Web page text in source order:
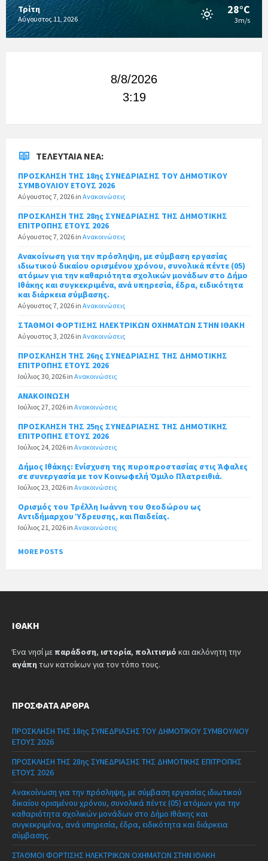
Τρίτη
Αύγουστος 11, 2026
28°C
3m/s
8/8/2026
3:19
ΤΕΛΕΥΤΑΊΑ ΝΈΑ:
ΠΡΟΣΚΛΗΣΗ ΤΗΣ 18ης ΣΥΝΕΔΡΙΑΣΗΣ ΤΟΥ ΔΗΜΟΤΙΚΟΥ
ΣΥΜΒΟΥΛΙΟΥ ΕΤΟΥΣ 2026
Αύγουστος 7, 2026 in Ανακοινώσεις
ΠΡΟΣΚΛΗΣΗ ΤΗΣ 28ης ΣΥΝΕΔΡΙΑΣΗΣ ΤΗΣ ΔΗΜΟΤΙΚΗΣ
ΕΠΙΤΡΟΠΗΣ ΕΤΟΥΣ 2026
Αύγουστος 7, 2026 in Ανακοινώσεις
Ανακοίνωση για την πρόσληψη, με σύμβαση εργασίας
ιδιωτικού δικαίου ορισμένου χρόνου, συνολικά πέντε (05)
ατόμων για την καθαριότητα σχολικών μονάδων στο Δήμο
Ιθάκης και συγκεκριμένα, ανά υπηρεσία, έδρα, ειδικότητα
και διάρκεια σύμβασης.
Αύγουστος 7, 2026 in Ανακοινώσεις
ΣΤΑΘΜΟΙ ΦΟΡΤΙΣΗΣ ΗΛΕΚΤΡΙΚΩΝ ΟΧΗΜΑΤΩΝ ΣΤΗΝ ΙΘΑΚΗ
Αύγουστος 3, 2026 in Ανακοινώσεις
ΠΡΟΣΚΛΗΣΗ ΤΗΣ 26ης ΣΥΝΕΔΡΙΑΣΗΣ ΤΗΣ ΔΗΜΟΤΙΚΗΣ
ΕΠΙΤΡΟΠΗΣ ΕΤΟΥΣ 2026
Ιούλιος 30, 2026 in Ανακοινώσεις
ΑΝΑΚΟΙΝΩΣΗ
Ιούλιος 27, 2026 in Ανακοινώσεις
ΠΡΟΣΚΛΗΣΗ ΤΗΣ 25ης ΣΥΝΕΔΡΙΑΣΗΣ ΤΗΣ ΔΗΜΟΤΙΚΗΣ
ΕΠΙΤΡΟΠΗΣ ΕΤΟΥΣ 2026
Ιούλιος 24, 2026 in Ανακοινώσεις
Δήμος Ιθάκης: Ενίσχυση της πυροπροστασίας στις Άφαλες
σε συνεργασία με τον Κοινωφελή Όμιλο Πλατρειθιά.
Ιούλιος 23, 2026 in Ανακοινώσεις
Ορισμός του Τρέλλη Ιωάννη του Θεοδώρου ως
Αντιδήμαρχου Ύδρευσης, και Παιδείας.
Ιούλιος 21, 2026 in Ανακοινώσεις
MORE POSTS
ΙΘΆΚΗ
Ένα νησί με παράδοση, ιστορία, πολιτισμό και ακλόνητη την
αγάπη των κατοίκων για τον τόπο τους.
ΠΡΌΣΦΑΤΑ ΆΡΘΡΑ
ΠΡΟΣΚΛΗΣΗ ΤΗΣ 18ης ΣΥΝΕΔΡΙΑΣΗΣ ΤΟΥ ΔΗΜΟΤΙΚΟΥ ΣΥΜΒΟΥΛΙΟΥ
ΕΤΟΥΣ 2026
ΠΡΟΣΚΛΗΣΗ ΤΗΣ 28ης ΣΥΝΕΔΡΙΑΣΗΣ ΤΗΣ ΔΗΜΟΤΙΚΗΣ ΕΠΙΤΡΟΠΗΣ
ΕΤΟΥΣ 2026
Ανακοίνωση για την πρόσληψη, με σύμβαση εργασίας ιδιωτικού
δικαίου ορισμένου χρόνου, συνολικά πέντε (05) ατόμων για την
καθαριότητα σχολικών μονάδων στο Δήμο Ιθάκης και
συγκεκριμένα, ανά υπηρεσία, έδρα, ειδικότητα και διάρκεια
σύμβασης.
ΣΤΑΘΜΟΙ ΦΟΡΤΙΣΗΣ ΗΛΕΚΤΡΙΚΩΝ ΟΧΗΜΑΤΩΝ ΣΤΗΝ ΙΘΑΚΗ